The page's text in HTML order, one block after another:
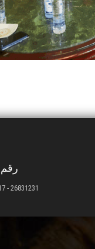
رقم
26831231 - 26831417 - 26831474